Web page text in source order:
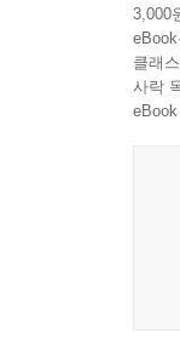
3,000
클래
사락